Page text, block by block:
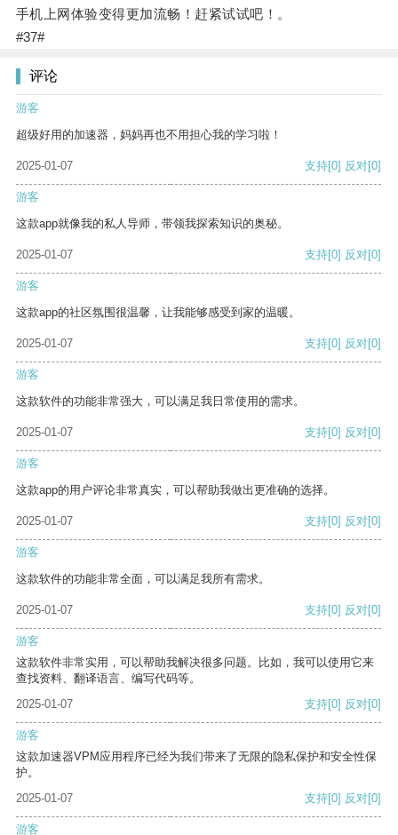
手机上网体验变得更加流畅！赶紧试试吧！。
#37#
评论
游客
超级好用的加速器，妈妈再也不用担心我的学习啦！
2025-01-07 支持[0] 反对[0]
游客
这款app就像我的私人导师，带领我探索知识的奥秘。
2025-01-07 支持[0] 反对[0]
游客
这款app的社区氛围很温馨，让我能够感受到家的温暖。
2025-01-07 支持[0] 反对[0]
游客
这款软件的功能非常强大，可以满足我日常使用的需求。
2025-01-07 支持[0] 反对[0]
游客
这款app的用户评论非常真实，可以帮助我做出更准确的选择。
2025-01-07 支持[0] 反对[0]
游客
这款软件的功能非常全面，可以满足我所有需求。
2025-01-07 支持[0] 反对[0]
游客
这款软件非常实用，可以帮助我解决很多问题。比如，我可以使用它来
查找资料、翻译语言、编写代码等。
2025-01-07
支持[0] 反对[0]
游客
这款加速器VPM应用程序已经为我们带来了无限的隐私保护和安全性保
护。
2025-01-07
支持[0] 反对[0]
游客